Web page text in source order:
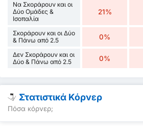
Να Σκοράρουν και οι
Δύο Ομάδες &
Ισοπαλία
21%
Σκοράρουν και οι Δύο
& Πάνω από 2.5
0%
Δεν Σκοράρουν και οι
Δύο & Πάνω από 2.5
0%
Στατιστικά Κόρνερ
Πόσα κόρνερ;